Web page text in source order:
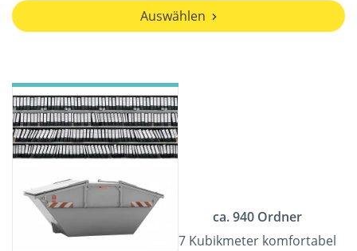
Auswählen
ca. 940 Ordner
7 Kubikmeter komfortabel